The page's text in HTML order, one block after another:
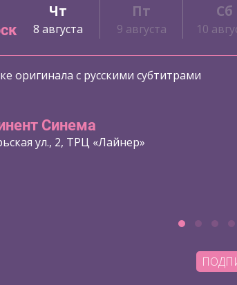
Чт
8 августа
Пт
9 августа
Сб
10
оригинала с русскими субтитрами
Синема
ул., 2, ТРЦ «Лайнер»